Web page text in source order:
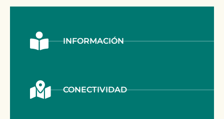
INFORMACIÓN
CONECTIVIDAD